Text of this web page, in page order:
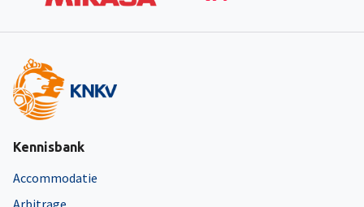
Kennisbank
Accommodatie